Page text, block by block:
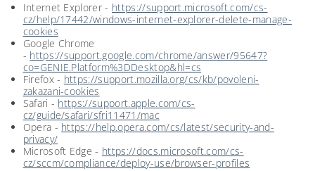
Internet Explorer - https://support.microsoft.com/cs-
cz/help/17442/windows-internet-explorer-delete-manage-
cookies
Google Chrome
- https://support.google.com/chrome/answer/95647?
co=GENIE.Platform%3DDesktop&hl=cs
Firefox - https://support.mozilla.org/cs/kb/povoleni-
zakazani-cookies
Safari - https://support.apple.com/cs-
cz/guide/safari/sfri11471/mac
Opera - https://help.opera.com/cs/latest/security-and-
privacy/
Microsoft Edge - https://docs.microsoft.com/cs-
cz/sccm/compliance/deploy-use/browser-profiles